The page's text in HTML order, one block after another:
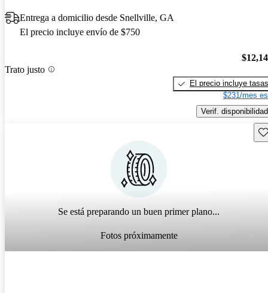
Entrega a domicilio desde Snellville, GA
El precio incluye envío de $750
Trato justo
El precio incluye tasas
$231/mes
Verif. disponibilidad
Se está preparando un buen primer plano...
Fotos próximamente